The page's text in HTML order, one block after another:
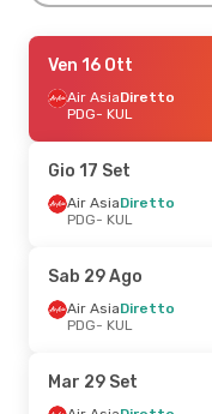
Gio 8 Ott- Gio 15 Ott
Air AsiaDiretto
PDG- KUL
KUL- PDG
Ven 16 Ott
Air AsiaDiretto
PDG- KUL
Gio 17 Set
Air AsiaDiretto
PDG- KUL
Sab 29 Ago
Air AsiaDiretto
PDG- KUL
Mar 29 Set